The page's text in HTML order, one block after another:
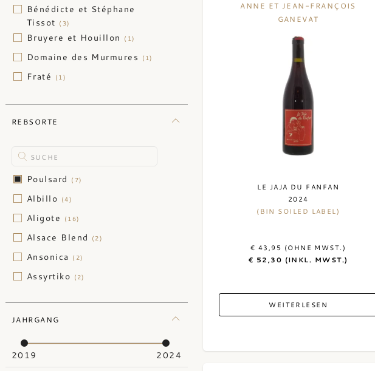
Bénédicte et Stéphane
Tissot (3)
Bruyere et Houillon (1)
Domaine des Murmures (1)
Fraté (1)
REBSORTE
Poulsard (7)
Albillo (4)
Aligote (16)
Alsace Blend (2)
Ansonica (2)
Assyrtiko (2)
Bordeaux Blend
Cabernet Sauvignon
JAHRGANG
2019 2024
ANNE ET JEAN-FRANÇOIS
GANEVAT
LE JAJA DU FANFAN
2024
(BIN SOILED LABEL)
€ 43,95 (OHNE MWST.)
€ 52,30 (INKL. MWST.)
WEITERLESEN